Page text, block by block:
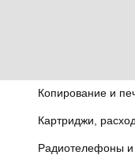
Копирование и
Картриджи,
Радиотелефоны и